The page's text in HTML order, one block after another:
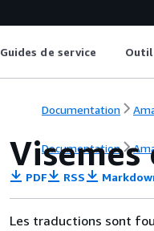
Guides de service
Documentation
Documentation
PDF RSS
Les traductions sont